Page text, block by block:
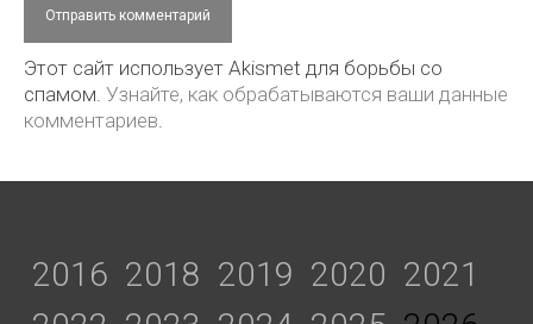
Этот сайт использует Akismet для борьбы со
спамом. Узнайте, как обрабатываются ваши данные
комментариев
2016 2018 2019 2020 2021